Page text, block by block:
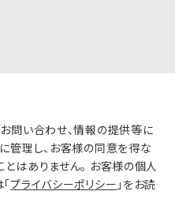
問い合わせ、情報の提供等に
管理し、お客様の同意を得な
はありません。 お客様の個人
プライバシーポリシー 」をお読